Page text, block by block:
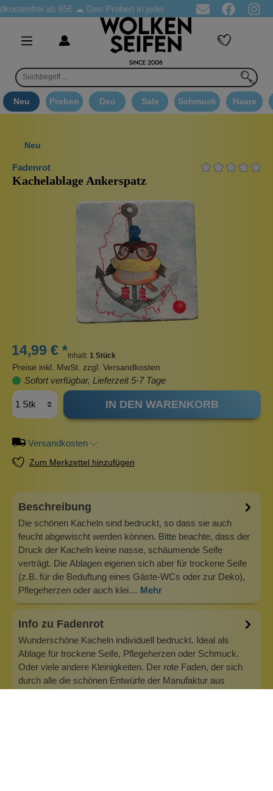
ab 65€☁ Deo Proben in jeder Bestellung ☁ Goodie
Neu Proben Deo Sale Schmuck Haare
Neu
Fadenrot
Kachelablage Ankerspatz
14,99 € * Inhalt: 1 Stück
Preise inkl. MwSt. zzgl. Versandkosten
Sofort verfügbar, Lieferzeit 5-7 Tage
IN DEN WARENKORB
Versandkosten
Zum Merkzettel hinzufügen
Beschreibung
Die schönen Kacheln sind bedruckt, so dass sie auch
feucht abgewischt werden können. Bitte beachte, dass der
Druck der Kacheln keine nasse, schäumende Seife
verträgt. Die Ablagen eigenen sich aber für trockene Seife
(z.B. für die Beduftung eines Gäste-WCs oder zur Deko),
Pflegeherzen oder auch klei… Mehr
Info zu Fadenrot
Wunderschöne Kacheln individuell bedruckt. Ideal als
Ablage für trockene Seife, Pflegeherzen oder Schmuck.
Oder viele andere Kleinigkeiten. Der rote Faden, der sich
durch alle die schönen Entwürfe der Manufaktur aus